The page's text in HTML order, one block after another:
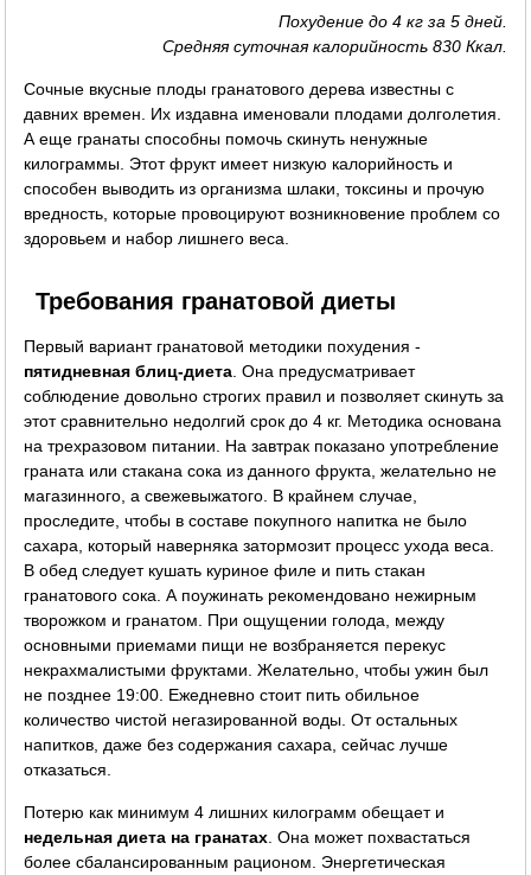
Похудение до 4 кг за 5 дней.
Средняя суточная калорийность 830 Ккал.
Сочные вкусные плоды гранатового дерева известны с
давних времен. Их издавна именовали плодами долголетия.
А еще гранаты способны помочь скинуть ненужные
килограммы. Этот фрукт имеет низкую калорийность и
способен выводить из организма шлаки, токсины и прочую
вредность, которые провоцируют возникновение проблем со
здоровьем и набор лишнего веса.
Требования гранатовой диеты
Первый вариант гранатовой методики похудения -
пятидневная блиц-диета . Она предусматривает
соблюдение довольно строгих правил и позволяет скинуть за
этот сравнительно недолгий срок до 4 кг. Методика основана
на трехразовом питании. На завтрак показано употребление
граната или стакана сока из данного фрукта, желательно не
магазинного, а свежевыжатого. В крайнем случае,
проследите, чтобы в составе покупного напитка не было
сахара, который наверняка затормозит процесс ухода веса.
В обед следует кушать куриное филе и пить стакан
гранатового сока. А поужинать рекомендовано нежирным
творожком и гранатом. При ощущении голода, между
основными приемами пищи не возбраняется перекус
некрахмалистыми фруктами. Желательно, чтобы ужин был
не позднее 19:00. Ежедневно стоит пить обильное
количество чистой негазированной воды. От остальных
напитков, даже без содержания сахара, сейчас лучше
отказаться.
Потерю как минимум 4 лишних килограмм обещает и
недельная диета на гранатах . Она может похвастаться
более сбалансированным рационом. Энергетическая